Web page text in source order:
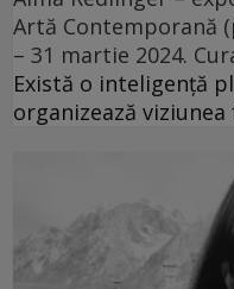
Artă Contemporană
– 31 martie 2024.
Există o inteligență
organizează